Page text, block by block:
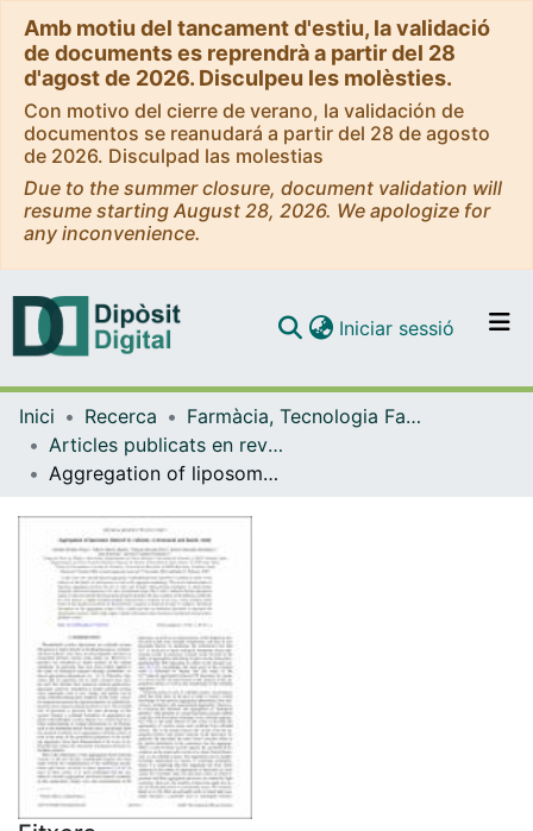
Amb motiu del tancament d'estiu, la validació
de documents es reprendrà a partir del 28
d'agost de 2026. Disculpeu les molèsties.
Con motivo del cierre de verano, la validación de
documentos se reanudará a partir del 28 de agosto
de 2026. Disculpad las molestias
Due to the summer closure, document validation will
resume starting August 28, 2026. We apologize for
any inconvenience.
Navega per tot el DD
Contacte
Iniciar sessió (current)
Inici Recerca
Farmàcia, Tecnologia Farmacèutica i Fisicoquímica
Articles publicats en revistes (Farmàcia, Tecnologia Farmacèutica i Fisicoquímica)
Aggregation of liposomes induced by calcium: A structural and kinetic study